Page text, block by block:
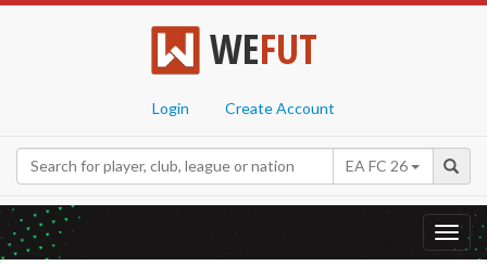
WEFUT
Login Create Account
EA FC 26